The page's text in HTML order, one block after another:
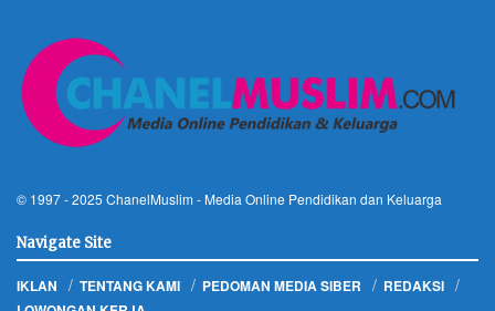
© 1997 - 2025 ChanelMuslim - Media Online Pendidikan dan Keluarga
Navigate Site
IKLAN TENTANG KAMI PEDOMAN MEDIA SIBER
REDAKSI